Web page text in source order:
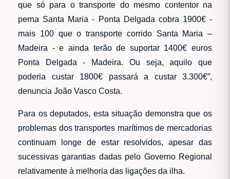
que só para o transporte do mesmo contentor na
perna Santa Maria - Ponta Delgada cobra 1900€ -
mais 100 que o transporte corrido Santa Maria –
Madeira - e ainda terão de suportar 1400€ euros
Ponta Delgada - Madeira. Ou seja, aquilo que
poderia custar 1800€ passará a custar 3.300€”,
denuncia João Vasco Costa.
Para os deputados, esta situação demonstra que os
problemas dos transportes marítimos de mercadorias
continuam longe de estar resolvidos, apesar das
sucessivas garantias dadas pelo Governo Regional
relativamente à melhoria das ligações da ilha.